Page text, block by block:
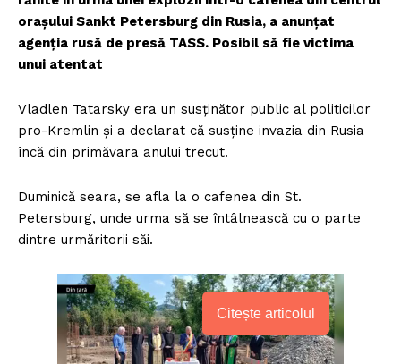
orașului Sankt Petersburg din Rusia, a anunțat
agenția rusă de presă TASS. Posibil să fie victima
unui atentat
Vladlen Tatarsky era un susținător public al politicilor
pro-Kremlin și a declarat că susține invazia din Rusia
încă din primăvara anului trecut.
Duminică seara, se afla la o cafenea din St.
Petersburg, unde urma să se întâlnească cu o parte
dintre urmăritorii săi.
Citește articolul